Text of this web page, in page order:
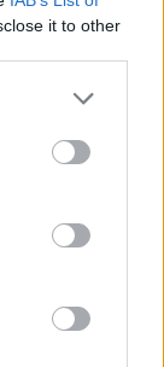
it to other
more Google
may click to
tags to
below Google
μου» –
και
μέσω AI»